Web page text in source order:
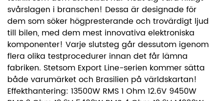
svårslagen i branschen! Dessa är designade för
dem som söker högpresterande och trovärdigt ljud
till bilen, med dem mest innovativa elektroniska
komponenter! Varje slutsteg går dessutom igenom
flera olika testprocedurer innan det får lämna
fabriken. Stetsom Export Line-serien kommer sätta
både varumärket och Brasilien på världskartan!
Effekthantering: 13500W RMS 1 Ohm 12.6V 9450W